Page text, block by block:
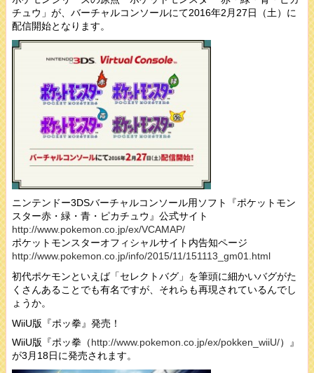
チュウ」が、バーチャルコンソールにて2016年2月27日（土）に
配信開始となります。
ニンテンドー3DSバーチャルコンソール用ソフト『ポケットモン
スター赤・緑・青・ピカチュウ』公式サイト
http://www.pokemon.co.jp/ex/VCAMAP/
ポケットモンスターオフィシャルサイト内告知ページ
http://www.pokemon.co.jp/info/2015/11/151113_gm01.html
初代ポケモンといえば「セレクトバグ」を筆頭に細かいバグがた
くさんあることでも有名ですが、それらも再現されているんでし
ょうか。
WiiU版『ポッ拳』発売！
WiiU版『ポッ拳（http://www.pokemon.co.jp/ex/pokken_wiiU/）』
が3月18日に発売されます。